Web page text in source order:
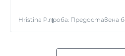
Hristina P. проба: Предоставена